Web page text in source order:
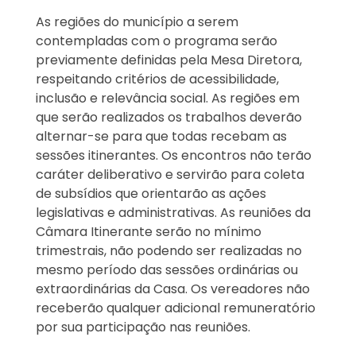
As regiões do município a serem
contempladas com o programa serão
previamente definidas pela Mesa Diretora,
respeitando critérios de acessibilidade,
inclusão e relevância social. As regiões em
que serão realizados os trabalhos deverão
alternar-se para que todas recebam as
sessões itinerantes. Os encontros não terão
caráter deliberativo e servirão para coleta
de subsídios que orientarão as ações
legislativas e administrativas. As reuniões da
Câmara Itinerante serão no mínimo
trimestrais, não podendo ser realizadas no
mesmo período das sessões ordinárias ou
extraordinárias da Casa. Os vereadores não
receberão qualquer adicional remuneratório
por sua participação nas reuniões.